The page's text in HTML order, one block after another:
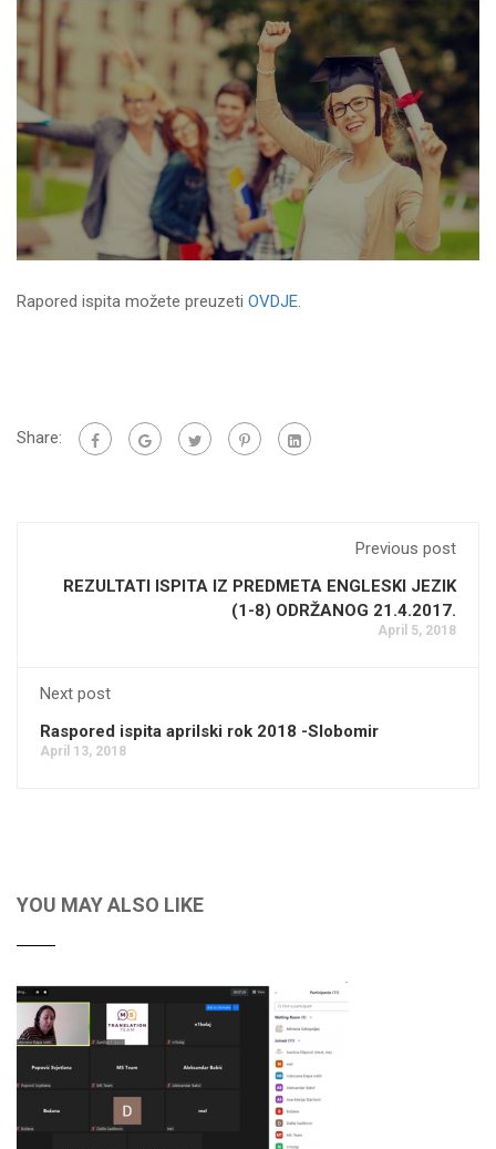
Rapored ispita možete preuzeti OVDJE.
Share:
Previous post
REZULTATI ISPITA IZ PREDMETA ENGLESKI JEZIK
(1-8) ODRŽANOG 21.4.2017.
April 5, 2018
Next post
Raspored ispita aprilski rok 2018 -Slobomir
April 13, 2018
YOU MAY ALSO LIKE